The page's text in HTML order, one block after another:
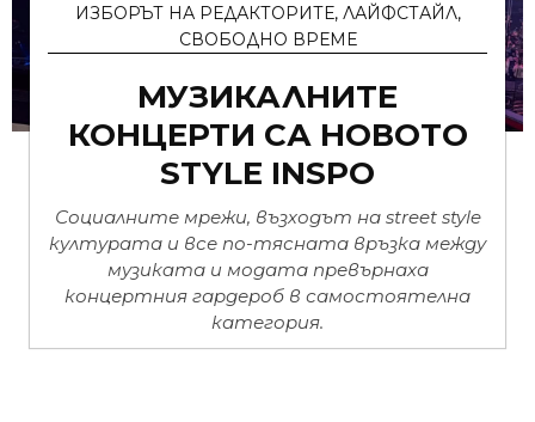
ИЗБОРЪТ НА РЕДАКТОРИТЕ, ЛАЙФСТАЙЛ,
СВОБОДНО ВРЕМЕ
МУЗИКАЛНИТЕ
КОНЦЕРТИ СА НОВОТО
STYLE INSPO
Социалните мрежи, възходът на street style
културата и все по-тясната връзка между
музикaта и модата превърнаха
концертния гардероб в самостоятелна
категория.